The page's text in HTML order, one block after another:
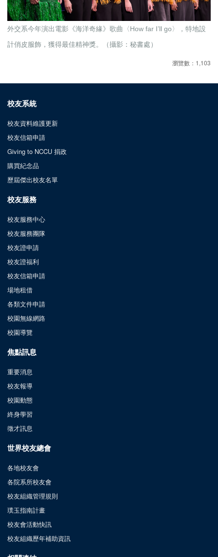
外交系今年演出電影《海洋奇緣》歌曲〈How far I’ll go〉，特地設
計俏皮服飾，獲得最佳精神獎。（攝影：秘書處）
瀏覽數：1,103
校友系統
校友資料維護更新
校友信箱申請
Giving to NCCU 捐政
購買紀念品
歷屆傑出校友名單
校友服務
校友服務中心
校友服務團隊
校友證申請
校友證福利
校友信箱申請
場地租借
各類文件申請
校園無線網路
校園導覽
焦點訊息
重要消息
校友報導
校園動態
終身學習
徵才訊息
世界校友總會
各地校友會
各院系所校友會
校友組織管理規則
璞玉指南計畫
校友會活動快訊
校友組織歷年補助資訊